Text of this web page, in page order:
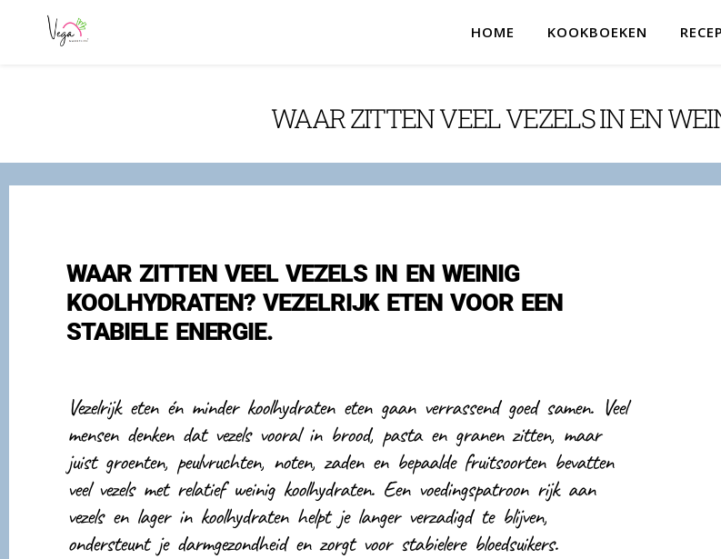
HOME KOOKBOEKEN
WAAR ZITTEN VEEL VEZELS IN EN
WAAR ZITTEN VEEL VEZELS IN EN WEINIG
KOOLHYDRATEN? VEZELRIJK ETEN VOOR EEN
STABIELE ENERGIE.
Vezelrijk eten én minder koolhydraten eten gaan verrassend goed samen. Veel
mensen denken dat vezels vooral in brood, pasta en granen zitten, maar
juist groenten, peulvruchten, noten, zaden en bepaalde fruitsoorten bevatten
veel vezels met relatief weinig koolhydraten. Een voedingspatroon rijk aan
vezels en lager in koolhydraten helpt je langer verzadigd te blijven,
ondersteunt je darmgezondheid en zorgt voor stabielere bloedsuikers.